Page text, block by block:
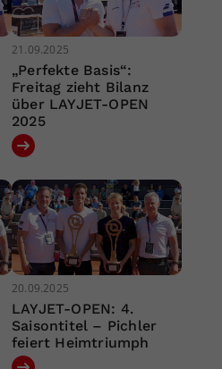
21.09.2025
„Perfekte Basis“:
Freitag zieht Bilanz
über LAYJET-OPEN
2025
20.09.2025
LAYJET-OPEN: 4.
Saisontitel – Pichler
feiert Heimtriumph